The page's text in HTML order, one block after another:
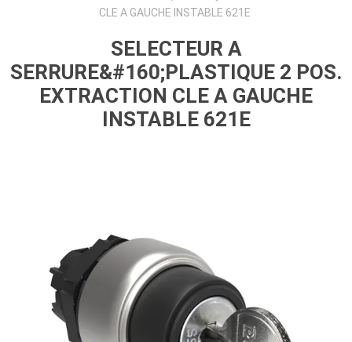
CLE A GAUCHE INSTABLE 621E
SELECTEUR A
SERRURE&#160;PLASTIQUE 2 POS.
EXTRACTION CLE A GAUCHE
INSTABLE 621E